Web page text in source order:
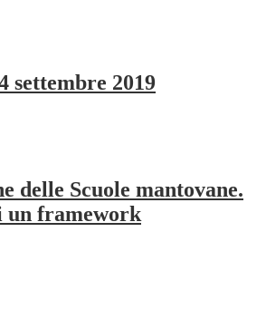
settembre 2019
delle Scuole mantovane.
framework